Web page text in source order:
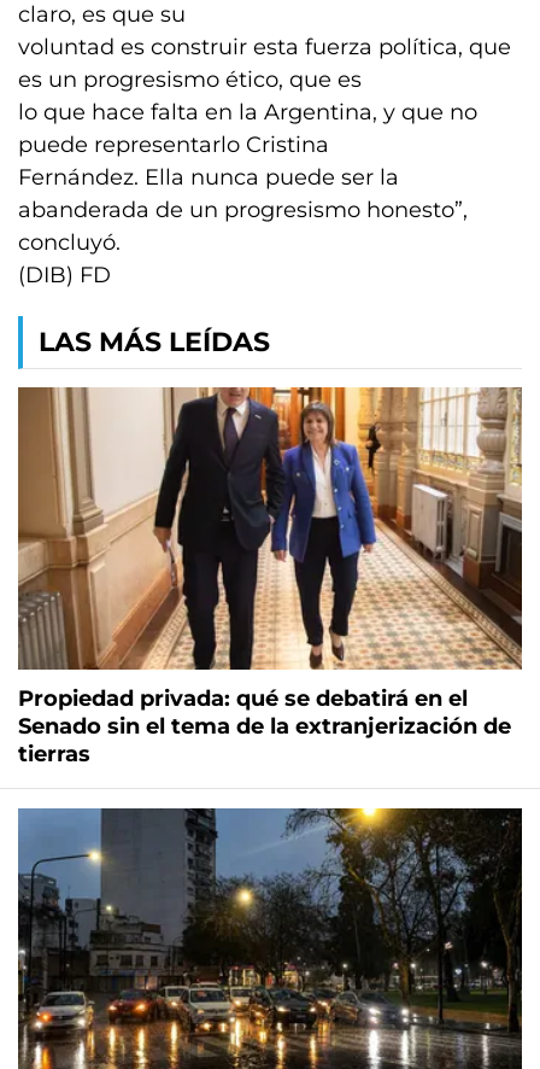
claro, es que su
voluntad es construir esta fuerza política, que
es un progresismo ético, que es
lo que hace falta en la Argentina, y que no
puede representarlo Cristina
Fernández. Ella nunca puede ser la
abanderada de un progresismo honesto”,
concluyó.
(DIB) FD
LAS MÁS LEÍDAS
Propiedad privada: qué se debatirá en el
Senado sin el tema de la extranjerización de
tierras